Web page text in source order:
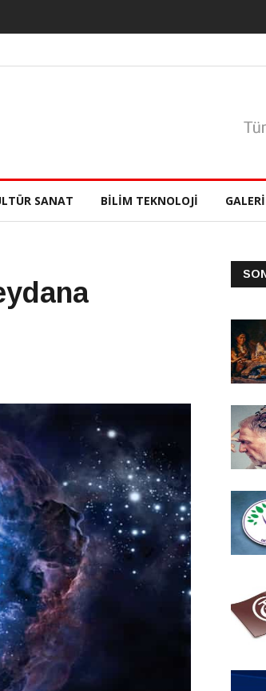
SANAT BILIM TEKNOLOJI